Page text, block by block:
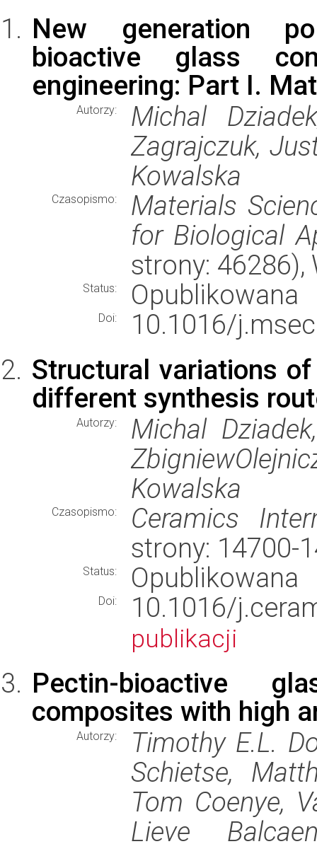
New generation
bioactive glass
engineering: Part I.
Autorzy:
Michal
Zagrajczuk,
Kowalska
Czasopismo:
Materials
for Biological
strony:
Status: Opublikowana
Doi:
10.1016/
Structural variations
different synthesis
Autorzy:
Michal
Kowalska
Czasopismo:
Ceramics
strony: 14700-
Status: Opublikowana
Doi: 10.1016/
publikacji
Pectin-bioactive
composites with high
Autorzy:
Timothy E.L.
Schietse,
Tom Coenye,
Lieve